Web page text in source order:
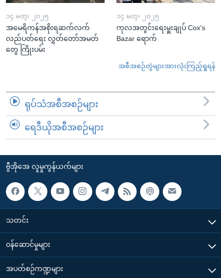
၁၄ မတ္၊ ၂၀၂၅
အမေရိကန်အစိုးရဆက်လက်
လည်ပတ်ရေး လွှတ်တော်အမတ်
တွေ ကြိုးပမ်း
၁၄ မတ္၊ ၂၀၂၅
ကုလအတွင်းရေးမှူးချုပ် Cox's
Bazar ရောက်
အစီအစဉ်တွဲများအားလုံးကြည့်ရှုရန်
ရုပ်သံအစီအစဉ်များ
ရေဒီယိုအစီအစဉ်များ
ဗွီအိုအေ လူမှုကွန်ယက်များ
သတင်း
၀န်ဆောင်မှုများ
အပတ်စဉ်ကဏ္ဍများ